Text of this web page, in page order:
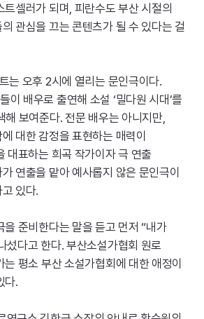
트셀러가 되며, 피란수도 부산 시절의
관심을 끄는 콘텐츠가 될 수 있다는 걸
는 오후 2시에 열리는 문인극이다.
이 배우로 출연해 소설 ‘밀다원 시대’를
보여준다. 전문 배우는 아니지만,
대한 감정을 표현하는 매력이
대표하는 희곡 작가이자 극 연출
연출을 맡아 예사롭지 않은 문인극이
있다.
을 준비한다는 말을 듣고 먼저 “내가
섰다고 한다. 부산소설가협회 원로
평소 부산 소설가협회에 대한 애정이
다.